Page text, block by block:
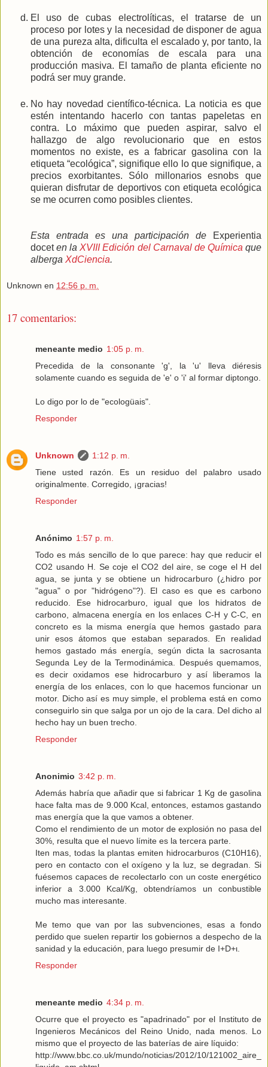
El uso de cubas electrolíticas, el tratarse de un
proceso por lotes y la necesidad de disponer de agua
de una pureza alta, dificulta el escalado y, por tanto, la
obtención de economías de escala para una
producción masiva. El tamaño de planta eficiente no
podrá ser muy grande.
No hay novedad científico-técnica. La noticia es que
estén intentando hacerlo con tantas papeletas en
contra. Lo máximo que pueden aspirar, salvo el
hallazgo de algo revolucionario que en estos
momentos no existe, es a fabricar gasolina con la
etiqueta “ecológica”, signifique ello lo que signifique, a
precios exorbitantes. Sólo millonarios esnobs que
quieran disfrutar de deportivos con etiqueta ecológica
se me ocurren como posibles clientes.
Esta entrada es una participación de
Experientia
doceten laXVIII Edición del Carnaval de Químicaque
alberga XdCiencia.
Unknown en 12:56 p. m.
17 comentarios:
meneante medio 1:05 p. m.
Precedida de la consonante 'g', la 'u' lleva diéresis
solamente cuando es seguida de 'e' o 'i' al formar diptongo.
Lo digo por lo de "ecologüais".
Responder
Unknown
1:12 p. m.
Tiene usted razón. Es un residuo del palabro usado
originalmente. Corregido, ¡gracias!
Responder
Anónimo 1:57 p. m.
Todo es más sencillo de lo que parece: hay que reducir el
CO2 usando H. Se coje el CO2 del aire, se coge el H del
agua, se junta y se obtiene un hidrocarburo (¿hidro por
"agua" o por "hidrógeno"?). El caso es que es carbono
reducido. Ese hidrocarburo, igual que los hidratos de
carbono, almacena energía en los enlaces C-H y C-C, en
concreto es la misma energía que hemos gastado para
unir esos átomos que estaban separados. En realidad
hemos gastado más energía, según dicta la sacrosanta
Segunda Ley de la Termodinámica. Después quemamos,
es decir oxidamos ese hidrocarburo y así liberamos la
energía de los enlaces, con lo que hacemos funcionar un
motor. Dicho así es muy simple, el problema está en como
conseguirlo sin que salga por un ojo de la cara. Del dicho al
hecho hay un buen trecho.
Responder
Anonimio 3:42 p. m.
Además habría que añadir que si fabricar 1 Kg de gasolina
hace falta mas de 9.000 Kcal, entonces, estamos gastando
mas energía que la que vamos a obtener.
Como el rendimiento de un motor de explosión no pasa del
30%, resulta que el nuevo límite es la tercera parte.
Iten mas, todas la plantas emiten hidrocarburos (C10H16),
pero en contacto con el oxígeno y la luz, se degradan. Si
fuésemos capaces de recolectarlo con un coste energético
inferior a 3.000 Kcal/Kg, obtendríamos un conbustible
mucho mas interesante.
Me temo que van por las subvenciones, esas a fondo
perdido que suelen repartir los gobiernos a despecho de la
sanidad y la educación, para luego presumir de I+D+ι.
Responder
meneante medio 4:34 p. m.
Ocurre que el proyecto es "apadrinado" por el Instituto de
Ingenieros Mecánicos del Reino Unido, nada menos. Lo
mismo que el proyecto de las baterías de aire líquido:
http://www.bbc.co.uk/mundo/noticias/2012/10/121002_aire_